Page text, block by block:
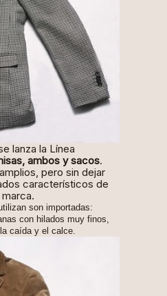
lanza la Línea
ambos y sacos.
pero sin dejar
característicos de
marca.
son importadas:
con hilados muy finos,
caída y el calce.